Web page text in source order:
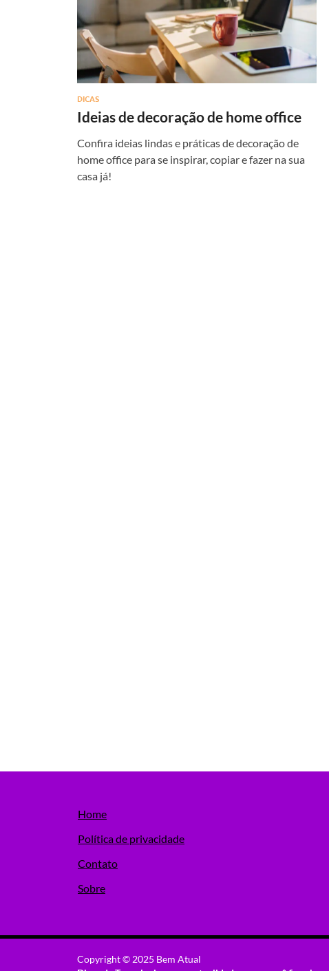
DICAS
Ideias de decoração de home office
Confira ideias lindas e práticas de decoração de
home office para se inspirar, copiar e fazer na sua
casa já!
Home
Política de privacidade
Contato
Sobre
Copyright © 2025 Bem Atual